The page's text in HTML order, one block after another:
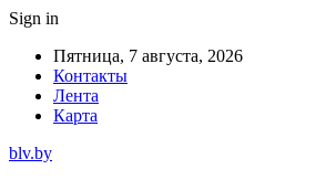
Sign in
Пятница, 7 августа, 2026
Контакты
Лента
Карта
blv.by